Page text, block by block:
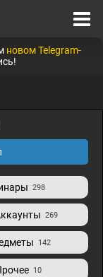
новом Telegram-
298
269
142
10